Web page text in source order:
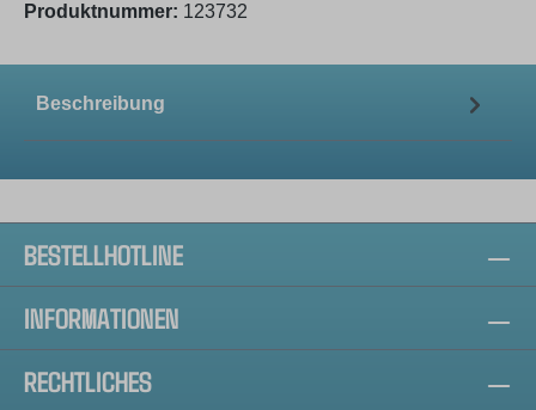
Produktnummer: 123732
Beschreibung
BESTELLHOTLINE
INFORMATIONEN
RECHTLICHES